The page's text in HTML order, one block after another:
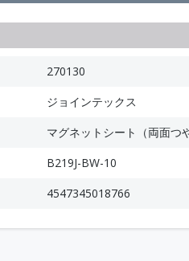
270130
ジョインテックス
マグネットシート（両面
B219J-BW-10
4547345018766